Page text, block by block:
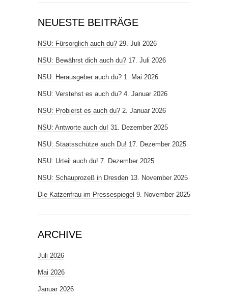
NEUESTE BEITRÄGE
NSU: Fürsorglich auch du? 29. Juli 2026
NSU: Bewährst dich auch du? 17. Juli 2026
NSU: Herausgeber auch du? 1. Mai 2026
NSU: Verstehst es auch du? 4. Januar 2026
NSU: Probierst es auch du? 2. Januar 2026
NSU: Antworte auch du! 31. Dezember 2025
NSU: Staatsschütze auch Du! 17. Dezember 2025
NSU: Urteil auch du! 7. Dezember 2025
NSU: Schauprozeß in Dresden 13. November 2025
Die Katzenfrau im Pressespiegel 9. November 2025
ARCHIVE
Juli 2026
Mai 2026
Januar 2026